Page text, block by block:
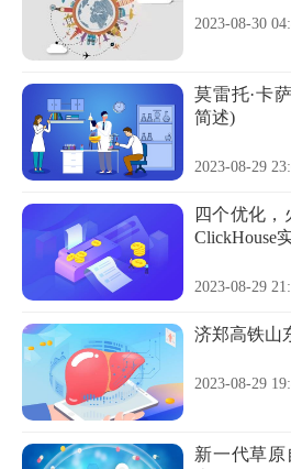
2023-08-30
莫雷托·卡
简述)
2023-08-29
四个优化，
ClickHouse
2023-08-29
济郑高铁山
2023-08-29
新一代草